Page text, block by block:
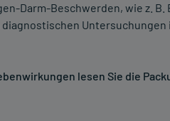
Darm-Beschwerden, wie z.
Untersuchungen
lesen Sie die